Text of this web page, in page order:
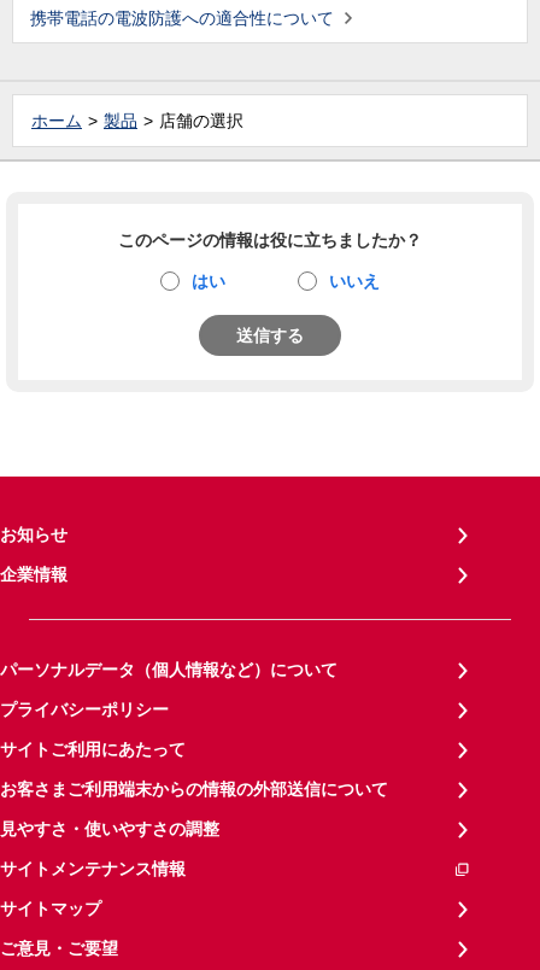
携帯電話の電波防護への適合性について
ホーム 製品 店舗の選択
このページの情報は役に立ちましたか？
はい いいえ
送信する
お知らせ
企業情報
パーソナルデータ（個人情報など）について
プライバシーポリシー
サイトご利用にあたって
お客さまご利用端末からの情報の外部送信について
見やすさ・使いやすさの調整
サイトメンテナンス情報
サイトマップ
ご意見・ご要望